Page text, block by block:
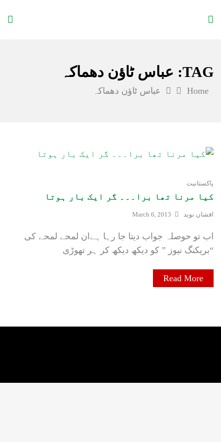
TAG: عباس ٹاؤن دھماکہ
Home عباس ٹاؤن دھماکہ
پاکستانیت
کیا مرنا تھا برا۔۔۔ گر ایک بار ہوتا
افشاں نوید March 6, 2013
اب تو حوصلہ جواب دیتا جا رہا ہےان لمحے لمحے کی
“بریکنگ نیوز ” کو دیکھ دیکھ کر ہر تھوڑی
Read More